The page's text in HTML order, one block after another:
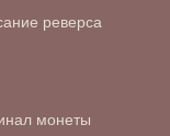
реверса
монеты